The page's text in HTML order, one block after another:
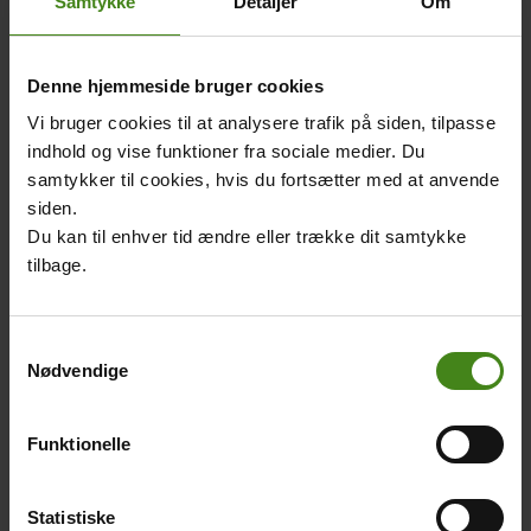
Denne hjemmeside bruger cookies
Vi bruger cookies til at analysere trafik på siden, tilpasse
indhold og vise funktioner fra sociale medier. Du
samtykker til cookies, hvis du fortsætter med at anvende
siden.
Du kan til enhver tid ændre eller trække dit samtykke
tilbage.
Nødvendige
Funktionelle
Statistiske
2022 online og
app
LæseRaketten findes som
interaktiv app med film,
brug 2022
Her finder du billeder og
LæseRakettens